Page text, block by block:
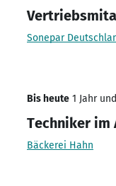
Sonepar
Bis heute 1 Jahr
Techniker im
Bäckerei Hahn